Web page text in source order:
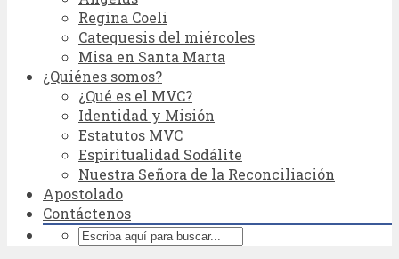
Regina Coeli
Catequesis del miércoles
Misa en Santa Marta
¿Quiénes somos?
¿Qué es el MVC?
Identidad y Misión
Estatutos MVC
Espiritualidad Sodálite
Nuestra Señora de la Reconciliación
Apostolado
Contáctenos